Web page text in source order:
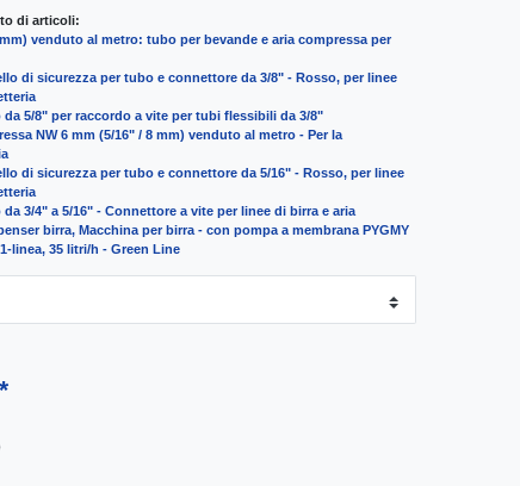
di articoli:
venduto al metro: tubo per bevande e aria compressa per
di sicurezza per tubo e connettore da 3/8" - Rosso, per linee
5/8" per raccordo a vite per tubi flessibili da 3/8"
NW 6 mm (5/16" / 8 mm) venduto al metro - Per la
di sicurezza per tubo e connettore da 5/16" - Rosso, per linee
3/4" a 5/16" - Connettore a vite per linee di birra e aria
birra, Macchina per birra - con pompa a membrana PYGMY
linea, 35 litri/h - Green Line
*